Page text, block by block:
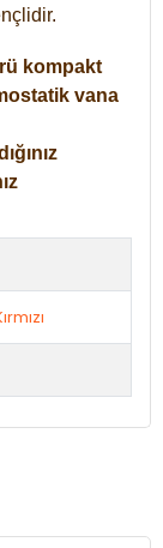
kompakt
vana